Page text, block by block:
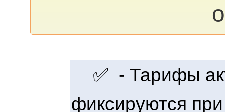
✅ - Тарифы
фиксируются